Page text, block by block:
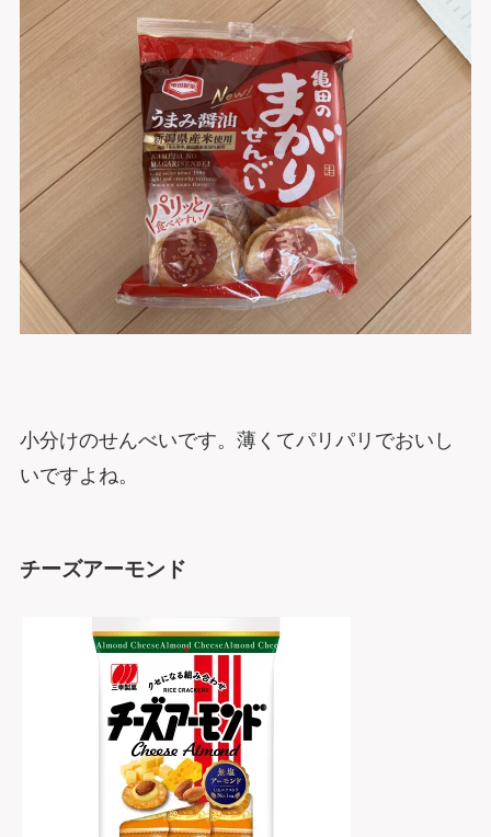
小分けのせんべいです。薄くてパリパリでおいし
いですよね。
チーズアーモンド